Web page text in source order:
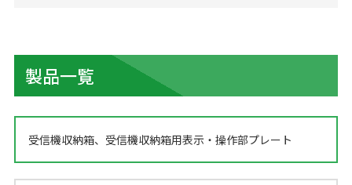
製品一覧
受信機収納箱、受信機収納箱用表示・操作部プレート